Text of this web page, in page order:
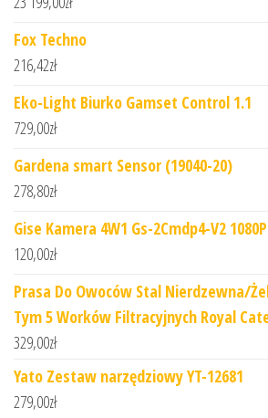
Fox Techno
216,42zł
Eko-Light Biurko Gamset Control 1.1
729,00zł
Gardena smart Sensor (19040-20)
278,80zł
Gise Kamera 4W1 Gs-2Cmdp4-V2 1080P
120,00zł
Prasa Do Owoców Stal Nierdzewna/
Tym 5 Worków Filtracyjnych Royal
329,00zł
Yato Zestaw narzędziowy YT-12681
279,00zł